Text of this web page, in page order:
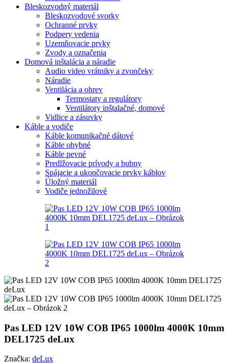
Bleskozvodný materiál
Bleskozvodové svorky
Ochranné prvky
Podpery vedenia
Uzemňovacie prvky
Zvody a označenia
Domová inštalácia a náradie
Audio video vrátniky a zvončeky
Náradie
Ventilácia a ohrev
Termostaty a regulátory
Ventilátory inštalačné, domové
Vidlice a zásuvky
Káble a vodiče
Káble komunikačné dátové
Káble ohybné
Káble pevné
Predlžovacie prívody a bubny
Spájacie a ukončovacie prvky káblov
Úložný materiál
Vodiče jednožilové
Pas LED 12V 10W COB IP65 1000lm 4000K 10mm
DEL1725 deLux
Značka: deLux